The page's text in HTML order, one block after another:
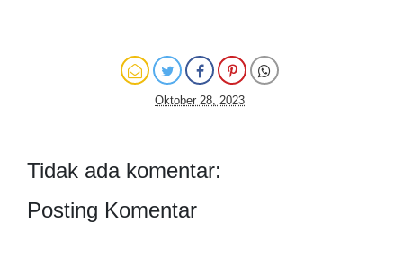
Oktober 28, 2023
Tidak ada komentar:
Posting Komentar